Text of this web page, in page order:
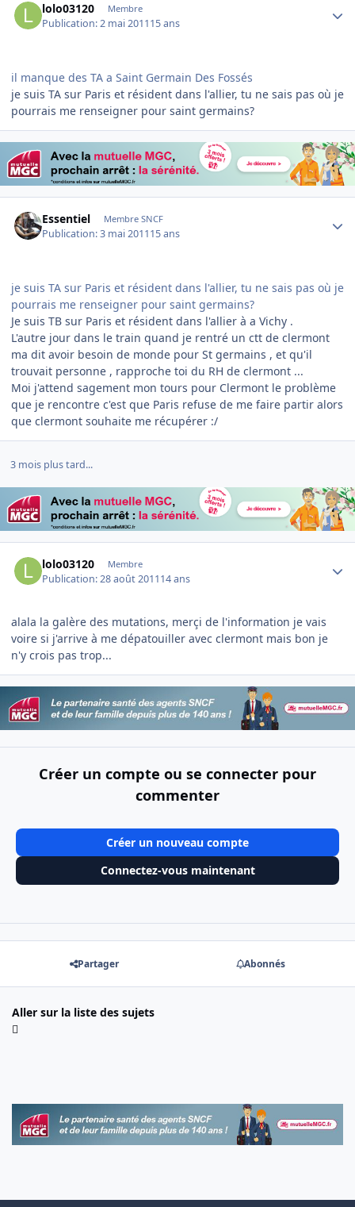
lolo03120 Membre
Publication:2 mai 201115 ans
il manque des TA a Saint Germain Des Fossés
je suis TA sur Paris et résident dans l'allier, tu ne sais pas où je
pourrais me renseigner pour saint germains?
Essentiel Membre SNCF
Publication:3 mai 201115 ans
je suis TA sur Paris et résident dans l'allier, tu ne sais pas où je
pourrais me renseigner pour saint germains?
Je suis TB sur Paris et résident dans l'allier à a Vichy .
L'autre jour dans le train quand je rentré un ctt de clermont
ma dit avoir besoin de monde pour St germains , et qu'il
trouvait personne , rapproche toi du RH de clermont ...
Moi j'attend sagement mon tours pour Clermont le problème
que je rencontre c'est que Paris refuse de me faire partir alors
que clermont souhaite me récupérer :/
3 mois plus tard...
lolo03120 Membre
Publication:28 août 201114 ans
alala la galère des mutations, merçi de l'information je vais
voire si j'arrive à me dépatouiller avec clermont mais bon je
n'y crois pas trop...
Créer un compte ou se connecter pour
commenter
Créer un nouveau compte
Connectez-vous maintenant
Partager Abonnés
Aller sur la liste des sujets